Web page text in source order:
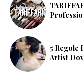
5 Regole
Artist